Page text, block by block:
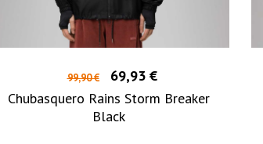
99,90 €
69,93 €
Chubasquero Rains Storm Breaker
Black